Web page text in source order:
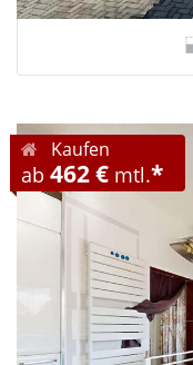
Kaufen
ab 462 € mtl.*